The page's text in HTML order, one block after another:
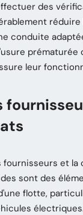
des
conduite
prématurée
leur
fournisseurs et
sont des
flotte,